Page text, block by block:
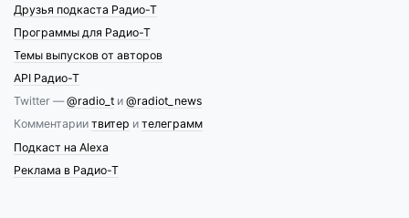
Друзья подкаста Радио-Т
Программы для Радио-Т
Темы выпусков от авторов
API Радио-Т
Twitter —@radio_t и @radiot_news
Комментарии твитер и телеграмм
Подкаст на Alexa
Реклама в Радио-Т